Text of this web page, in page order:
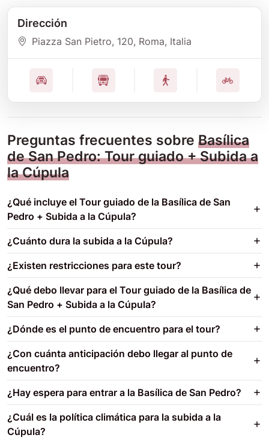
Dirección
Piazza San Pietro, 120, Roma, Italia
Preguntas frecuentes sobre Basílica
de San Pedro: Tour guiado + Subida a
la Cúpula
¿Qué incluye el Tour guiado de la Basílica de San
Pedro + Subida a la Cúpula?
¿Cuánto dura la subida a la Cúpula?
¿Existen restricciones para este tour?
¿Qué debo llevar para el Tour guiado de la Basílica de
San Pedro + Subida a la Cúpula?
¿Dónde es el punto de encuentro para el tour?
¿Con cuánta anticipación debo llegar al punto de
encuentro?
¿Hay espera para entrar a la Basílica de San Pedro?
¿Cuál es la política climática para la subida a la
Cúpula?